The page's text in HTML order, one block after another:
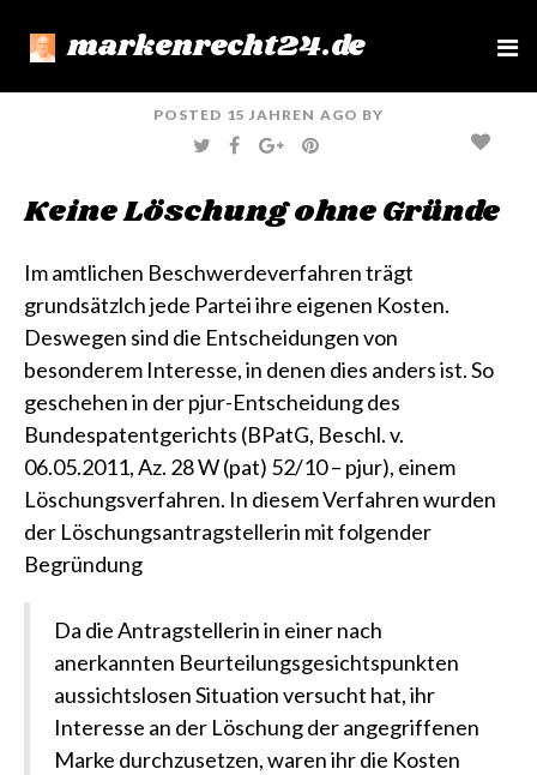
markenrecht24.de
e
POSTED 15 JAHREN AGO BY
T
W
E
F
A
O
G
O
E
+
P
I
R
Keine Löschung ohne Gründe
Im amtlichen Beschwerdeverfahren trägt
grundsätzlch jede Partei ihre eigenen Kosten.
Deswegen sind die Entscheidungen von
besonderem Interesse, in denen dies anders ist. So
geschehen in der pjur-Entscheidung des
Bundespatentgerichts (BPatG, Beschl. v.
06.05.2011, Az. 28 W (pat) 52/10 – pjur), einem
Löschungsverfahren. In diesem Verfahren wurden
der Löschungsantragstellerin mit folgender
Begründung
Da die Antragstellerin in einer nach
anerkannten Beurteilungsgesichtspunkten
aussichtslosen Situation versucht hat, ihr
Interesse an der Löschung der angegriffenen
Marke durchzusetzen, waren ihr die Kosten